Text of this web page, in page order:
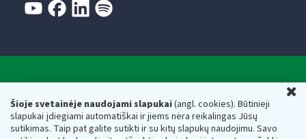
Šioje svetainėje naudojami slapukai(angl. cookies). Būtinieji
slapukai įdiegiami automatiškai ir jiems nėra reikalingas Jūsų
sutikimas. Taip pat galite sutikti ir su kitų slapukų naudojimu. Savo
Respublikos finansų ministerijos
Biudžetinė įstaiga. Juridinio asmens kodas — 188659752,